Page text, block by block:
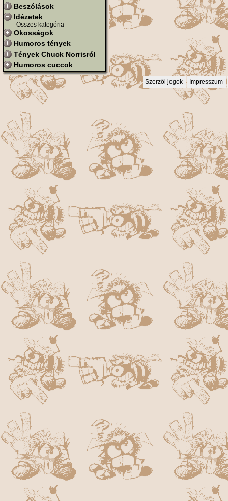
Beszólások
Idézetek
Összes kategória
Okosságok
Humoros tények
Tények Chuck Norrisról
Humoros cuccok
Szerzői jogok Impresszum